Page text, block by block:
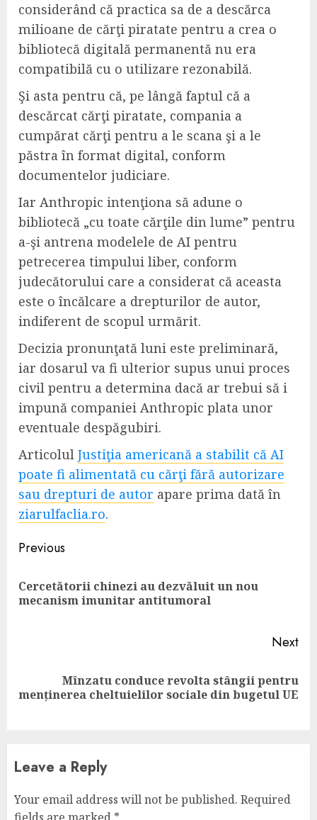
considerând că practica sa de a descărca
milioane de cărţi piratate pentru a crea o
bibliotecă digitală permanentă nu era
compatibilă cu o utilizare rezonabilă.
Şi asta pentru că, pe lângă faptul că a
descărcat cărţi piratate, compania a
cumpărat cărţi pentru a le scana şi a le
păstra în format digital, conform
documentelor judiciare.
Iar Anthropic intenţiona să adune o
bibliotecă „cu toate cărţile din lume” pentru
a-şi antrena modelele de AI pentru
petrecerea timpului liber, conform
judecătorului care a considerat că aceasta
este o încălcare a drepturilor de autor,
indiferent de scopul urmărit.
Decizia pronunţată luni este preliminară,
iar dosarul va fi ulterior supus unui proces
civil pentru a determina dacă ar trebui să i
impună companiei Anthropic plata unor
eventuale despăgubiri.
Articolul Justiţia americană a stabilit că AI
poate fi alimentată cu cărţi fără autorizare
sau drepturi de autor apare prima dată în
ziarulfaclia.ro.
Continue
Reading
Previous
Cercetătorii chinezi au dezvăluit un nou
mecanism imunitar antitumoral
Next
post:
Mînzatu conduce revolta stângii pentru
menținerea cheltuielilor sociale din bugetul UE
Leave a Reply
Your email address will not be published. Required